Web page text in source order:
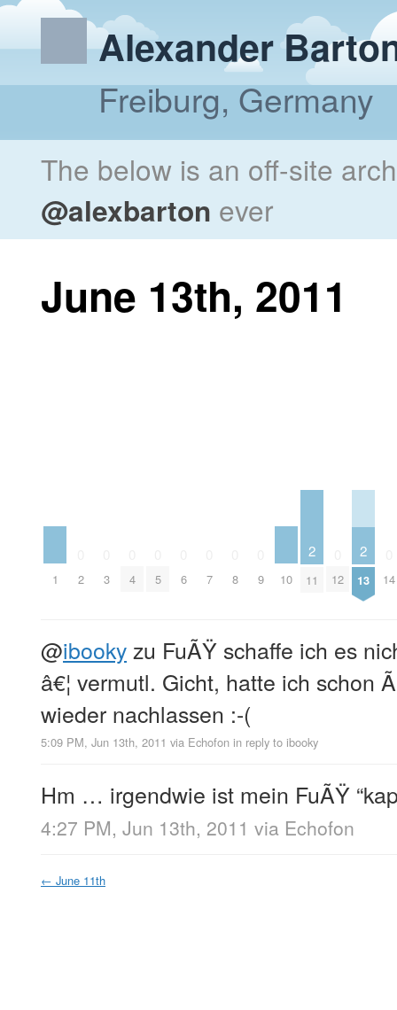
Alexander
Freiburg, Germany
The below is an off-site
@alexbarton ever
June 13th, 2011
1 2 3 4 5 6 7 8 9 10
2
11 12
2
13 14
@ibookyzu FuÃŸ schaffe ich es
â€¦ vermutl. Gicht, hatte ich schon
wieder nachlassen :-(
5:09 PM, Jun 13th, 2011 via Echofon in reply to ibooky
Hm … irgendwie ist mein FuÃŸ
4:27 PM, Jun 13th, 2011 via Echofon
← June 11th